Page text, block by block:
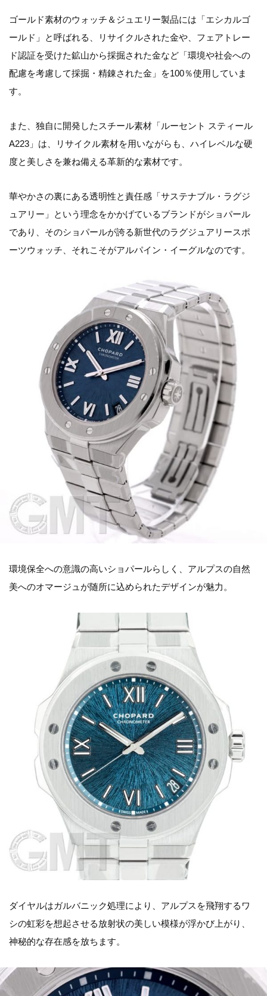
ゴールド素材のウォッチ＆ジュエリー製品には「エシカルゴ
ールド」と呼ばれる、リサイクルされた金や、フェアトレー
ド認証を受けた鉱山から採掘された金など「環境や社会への
配慮を考慮して採掘・精錬された金」を100％使用していま
す。
また、独自に開発したスチール素材「ルーセント スティール
A223」は、リサイクル素材を用いながらも、ハイレベルな硬
度と美しさを兼ね備える革新的な素材です。
華やかさの裏にある透明性と責任感「サステナブル・ラグジ
ュアリー」という理念をかかげているブランドがショパール
であり、そのショパールが誇る新世代のラグジュアリースポ
ーツウォッチ、それこそがアルパイン・イーグルなのです。
環境保全への意識の高いショパールらしく、アルプスの自然
美へのオマージュが随所に込められたデザインが魅力。
ダイヤルはガルバニック処理により、アルプスを飛翔するワ
シの虹彩を想起させる放射状の美しい模様が浮かび上がり、
神秘的な存在感を放ちます。